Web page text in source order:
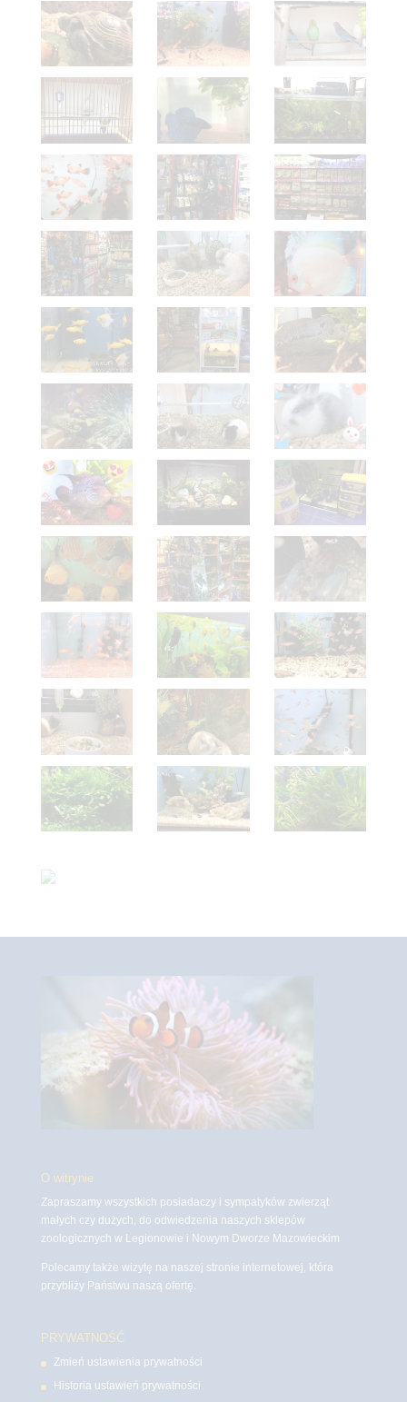
O witrynie
Zapraszamy wszystkich posiadaczy i sympatyków zwierząt
małych czy dużych, do odwiedzenia naszych sklepów
zoologicznych w Legionowie i Nowym Dworze Mazowieckim
Polecamy także wizytę na naszej stronie internetowej, która
przybliży Państwu naszą ofertę.
PRYWATNOŚĆ
Zmień ustawienia prywatności
Historia ustawień prywatności